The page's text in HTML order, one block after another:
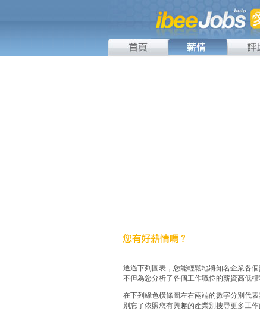
透過下列圖表，您能輕鬆地將知名企業各
不但為您分析了各個工作職位的薪資高低標
在下列綠色橫條圖左右兩端的數字分別代
別忘了依照您有興趣的產業別搜尋更多工作